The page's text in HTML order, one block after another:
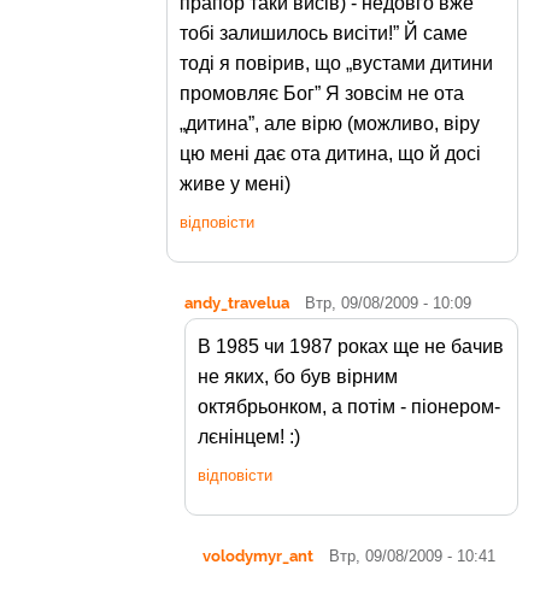
тобі залишилось висіти!” Й саме
тоді я повірив, що „вустами дитини
промовляє Бог” Я зовсім не ота
„дитина”, але вірю (можливо, віру
цю мені дає ота дитина, що й досі
живе у мені)
відповісти
andy_travelua Втр, 09/08/2009 - 10:09
В 1985 чи 1987 роках ще не бачив
не яких, бо був вірним
октябрьонком, а потім - піонером-
лєнінцем! :)
відповісти
volodymyr_ant Втр, 09/08/2009 - 10:41